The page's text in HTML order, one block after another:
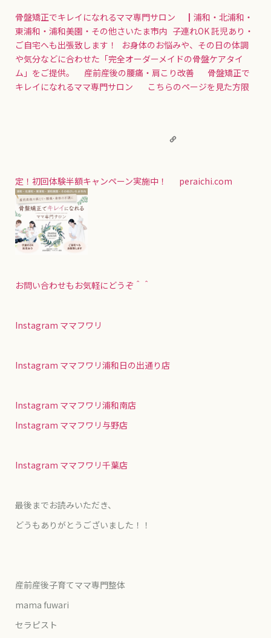
骨盤矯正でキレイになれるママ専門サロン ┃浦和・北浦和・
東浦和・浦和美園・その他さいたま市内 子連れOK 託児あり・
ご自宅へも出張致します！ お身体のお悩みや、その日の体調
や気分などに合わせた「完全オーダーメイドの骨盤ケアタイ
ム」をご提供。 産前産後の腰痛・肩こり改善 骨盤矯正で
キレイになれるママ専門サロン こちらのページを見た方限
定！初回体験半額キャンペーン実施中！ peraichi.com
お問い合わせもお気軽にどうぞ＾＾
Instagram ママフワリ
Instagram ママフワリ浦和日の出通り店
Instagram ママフワリ浦和南店
Instagram ママフワリ与野店
Instagram ママフワリ千葉店
最後までお読みいただき、
どうもありがとうございました！！
産前産後子育てママ専門整体
mama fuwari
セラピスト